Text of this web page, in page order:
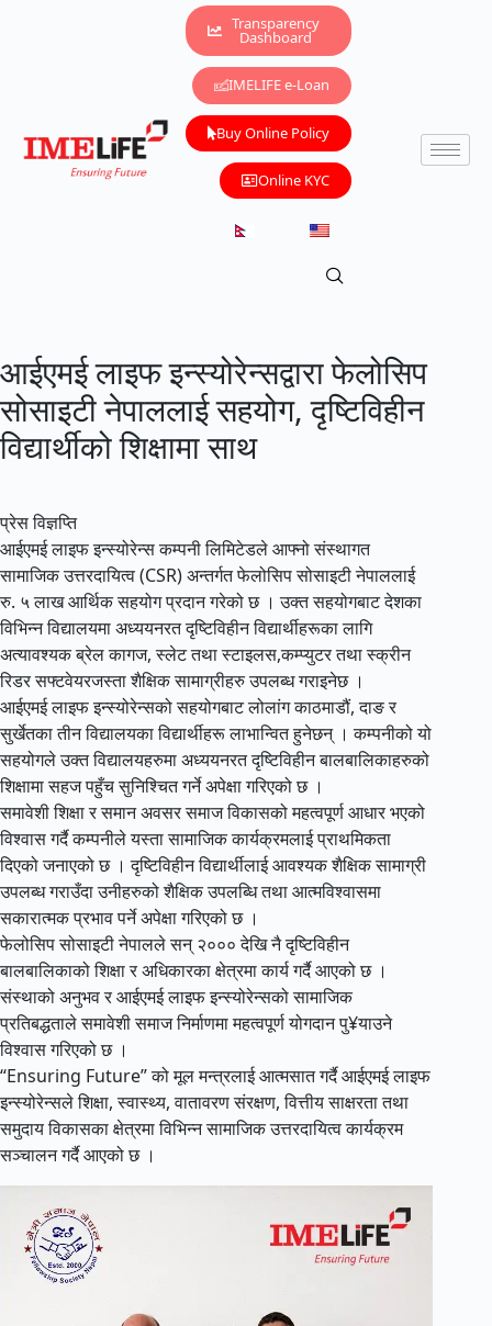
Transparency
Dashboard
IMELIFE e-Loan
Buy Online Policy
Online KYC
आईएमई लाइफ इन्स्योरेन्सद्वारा फेलोसिप
सोसाइटी नेपाललाई सहयोग, दृष्टिविहीन
विद्यार्थीको शिक्षामा साथ
प्रेस विज्ञप्ति
आईएमई लाइफ इन्स्योरेन्स कम्पनी लिमिटेडले आफ्नो संस्थागत
सामाजिक उत्तरदायित्व (CSR) अन्तर्गत फेलोसिप सोसाइटी नेपाललाई
रु. ५ लाख आर्थिक सहयोग प्रदान गरेको छ । उक्त सहयोगबाट देशका
विभिन्न विद्यालयमा अध्ययनरत दृष्टिविहीन विद्यार्थीहरूका लागि
अत्यावश्यक ब्रेल कागज, स्लेट तथा स्टाइलस,कम्प्युटर तथा स्क्रीन
रिडर सफ्टवेयरजस्ता शैक्षिक सामाग्रीहरु उपलब्ध गराइनेछ ।
आईएमई लाइफ इन्स्योरेन्सको सहयोगबाट लोलांग काठमाडौं, दाङ र
सुर्खेतका तीन विद्यालयका विद्यार्थीहरू लाभान्वित हुनेछन् । कम्पनीको यो
सहयोगले उक्त विद्यालयहरुमा अध्ययनरत दृष्टिविहीन बालबालिकाहरुको
शिक्षामा सहज पहुँच सुनिश्चित गर्ने अपेक्षा गरिएको छ ।
समावेशी शिक्षा र समान अवसर समाज विकासको महत्वपूर्ण आधार भएको
विश्वास गर्दै कम्पनीले यस्ता सामाजिक कार्यक्रमलाई प्राथमिकता
दिएको जनाएको छ । दृष्टिविहीन विद्यार्थीलाई आवश्यक शैक्षिक सामाग्री
उपलब्ध गराउँदा उनीहरुको शैक्षिक उपलब्धि तथा आत्मविश्वासमा
सकारात्मक प्रभाव पर्ने अपेक्षा गरिएको छ ।
फेलोसिप सोसाइटी नेपालले सन् २००० देखि नै दृष्टिविहीन
बालबालिकाको शिक्षा र अधिकारका क्षेत्रमा कार्य गर्दै आएको छ ।
संस्थाको अनुभव र आईएमई लाइफ इन्स्योरेन्सको सामाजिक
प्रतिबद्धताले समावेशी समाज निर्माणमा महत्वपूर्ण योगदान पु¥याउने
विश्वास गरिएको छ ।
“Ensuring Future” को मूल मन्त्रलाई आत्मसात गर्दै आईएमई लाइफ
इन्स्योरेन्सले शिक्षा, स्वास्थ्य, वातावरण संरक्षण, वित्तीय साक्षरता तथा
समुदाय विकासका क्षेत्रमा विभिन्न सामाजिक उत्तरदायित्व कार्यक्रम
सञ्चालन गर्दै आएको छ ।